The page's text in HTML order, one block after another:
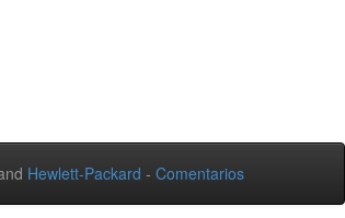
Hewlett-Packard - Comentarios